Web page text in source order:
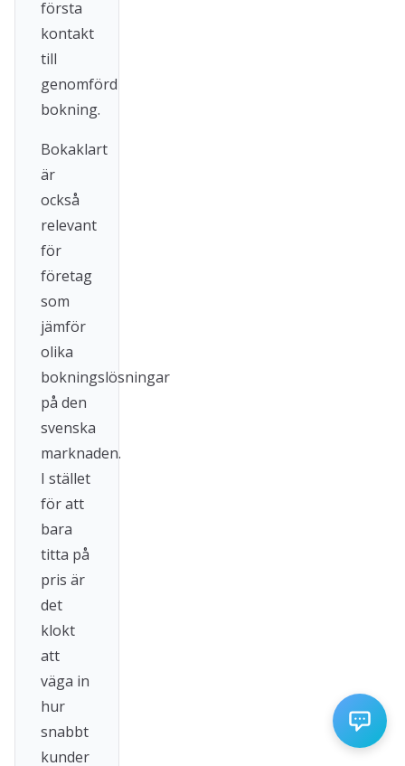
första
kontakt
till
genomförd
bokning.
Bokaklart
är
också
relevant
för
företag
som
jämför
olika
bokningslösningar
på den
svenska
marknaden.
I stället
för att
bara
titta på
pris är
det
klokt
att
väga in
hur
snabbt
kunder